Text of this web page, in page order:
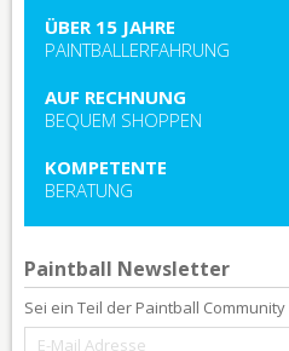
ÜBER 15 JAHRE
PAINTBALLERFAHRUNG
AUF RECHNUNG
BEQUEM SHOPPEN
KOMPETENTE
BERATUNG
Paintball Newsletter
Sei ein Teil der Paintball